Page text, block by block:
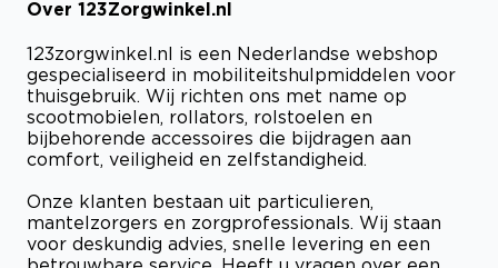
Over 123Zorgwinkel.nl
123zorgwinkel.nl is een Nederlandse webshop
gespecialiseerd in mobiliteitshulpmiddelen voor
thuisgebruik. Wij richten ons met name op
scootmobielen, rollators, rolstoelen en
bijbehorende accessoires die bijdragen aan
comfort, veiligheid en zelfstandigheid.
Onze klanten bestaan uit particulieren,
mantelzorgers en zorgprofessionals. Wij staan
voor deskundig advies, snelle levering en een